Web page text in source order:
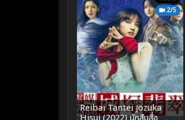
2/5
Reibai Tantei Jozuka